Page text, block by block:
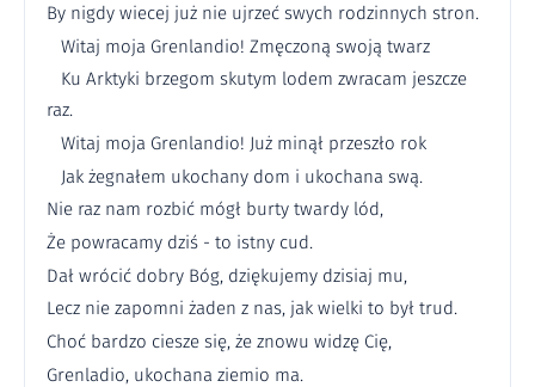
By nigdy wiecej już nie ujrzeć swych rodzinnych stron.
Witaj moja Grenlandio! Zmęczoną swoją twarz
Ku Arktyki brzegom skutym lodem zwracam jeszcze
raz.
Witaj moja Grenlandio! Już minął przeszło rok
Jak żegnałem ukochany dom i ukochana swą.
Nie raz nam rozbić mógł burty twardy lód,
Że powracamy dziś - to istny cud.
Dał wrócić dobry Bóg, dziękujemy dzisiaj mu,
Lecz nie zapomni żaden z nas, jak wielki to był trud.
Choć bardzo ciesze się, że znowu widzę Cię,
Grenladio, ukochana ziemio ma.